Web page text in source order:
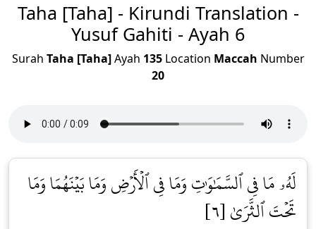
Taha [Taha] - Kirundi Translation -
Yusuf Gahiti - Ayah 6
Surah Taha [Taha]Ayah 135Location Maccah Number
20
لَهُۥ مَا فِي ٱلسَّمَٰوَٰتِ وَمَا فِي ٱلۡأَرۡضِ وَمَا بَيۡنَهُمَا وَمَا
تَحۡتَ ٱلثَّرَىٰ [٦]